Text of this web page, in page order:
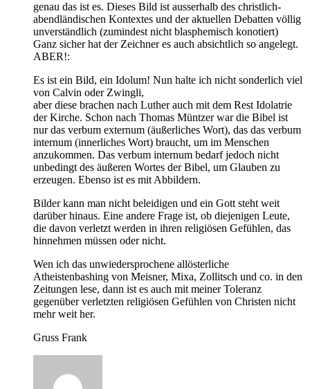
genau das ist es. Dieses Bild ist ausserhalb des christlich-
abendländischen Kontextes und der aktuellen Debatten völlig
unverständlich (zumindest nicht blasphemisch konotiert)
Ganz sicher hat der Zeichner es auch absichtlich so angelegt.
ABER!:
Es ist ein Bild, ein Idolum! Nun halte ich nicht sonderlich viel
von Calvin oder Zwingli,
aber diese brachen nach Luther auch mit dem Rest Idolatrie
der Kirche. Schon nach Thomas Müntzer war die Bibel ist
nur das verbum externum (äußerliches Wort), das das verbum
internum (innerliches Wort) braucht, um im Menschen
anzukommen. Das verbum internum bedarf jedoch nicht
unbedingt des äußeren Wortes der Bibel, um Glauben zu
erzeugen. Ebenso ist es mit Abbildern.
Bilder kann man nicht beleidigen und ein Gott steht weit
darüber hinaus. Eine andere Frage ist, ob diejenigen Leute,
die davon verletzt werden in ihren religiösen Gefühlen, das
hinnehmen müssen oder nicht.
Wen ich das unwiedersprochene allösterliche
Atheistenbashing von Meisner, Mixa, Zollitsch und co. in den
Zeitungen lese, dann ist es auch mit meiner Toleranz
gegenüber verletzten religiösen Gefühlen von Christen nicht
mehr weit her.
Gruss Frank